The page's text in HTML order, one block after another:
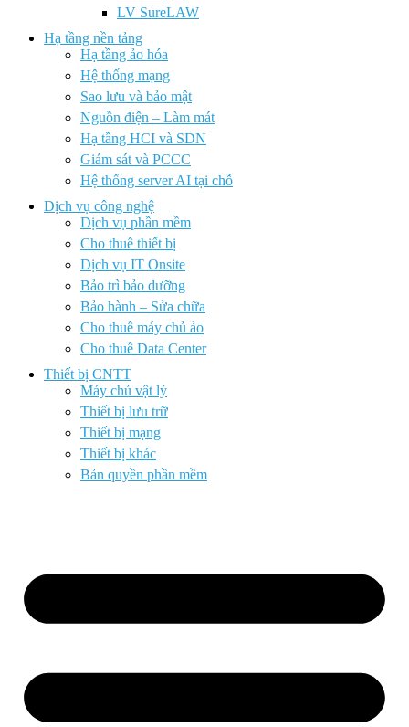
LV SureLAW
Hạ tầng nền tảng
Hạ tầng ảo hóa
Hệ thống mạng
Sao lưu và bảo mật
Nguồn điện – Làm mát
Hạ tầng HCI và SDN
Giám sát và PCCC
Hệ thống server AI tại chỗ
Dịch vụ công nghệ
Dịch vụ phần mềm
Cho thuê thiết bị
Dịch vụ IT Onsite
Bảo trì bảo dưỡng
Bảo hành – Sửa chữa
Cho thuê máy chủ ảo
Cho thuê Data Center
Thiết bị CNTT
Máy chủ vật lý
Thiết bị lưu trữ
Thiết bị mạng
Thiết bị khác
Bản quyền phần mềm